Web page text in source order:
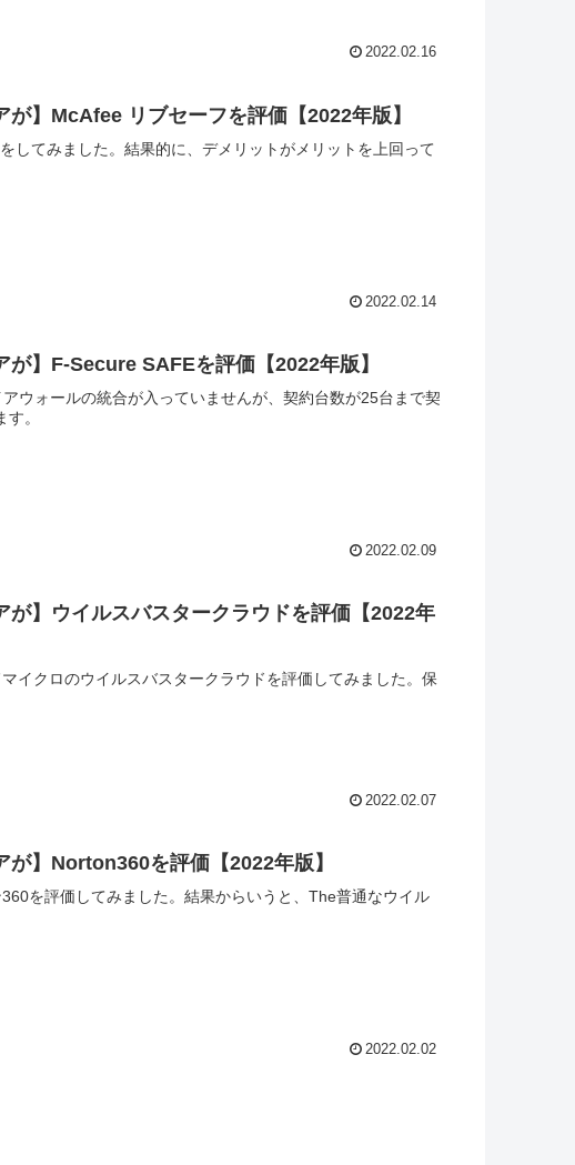
2022.02.16
】McAfee リブセーフを評価【2022年版】
してみました。結果的に、デメリットがメリットを上回って
2022.02.14
が】F-Secure SAFEを評価【2022年版】
ウォールの統合が入っていませんが、契約台数が25台まで契
。
2022.02.09
が】ウイルスバスタークラウドを評価【2022年
イクロのウイルスバスタークラウドを評価してみました。保
2022.02.07
が】Norton360を評価【2022年版】
を評価してみました。結果からいうと、The普通なウイル
2022.02.02